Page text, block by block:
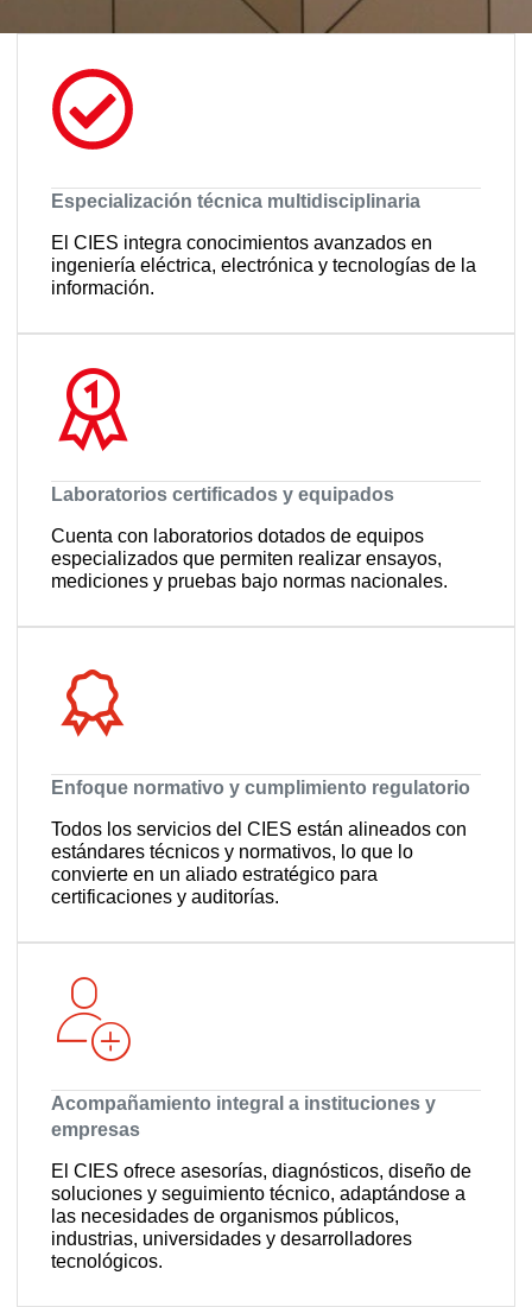
de
actualización.
preventivo.
calidad,
Especialización técnica multidisciplinaria
El CIES integra conocimientos avanzados en
ingeniería eléctrica, electrónica y tecnologías de la
información.
Laboratorios certificados y equipados
Cuenta con laboratorios dotados de equipos
especializados que permiten realizar ensayos,
mediciones y pruebas bajo normas nacionales.
Enfoque normativo y cumplimiento regulatorio
Todos los servicios del CIES están alineados con
estándares técnicos y normativos, lo que lo
convierte en un aliado estratégico para
certificaciones y auditorías.
Acompañamiento integral a instituciones y
empresas
El CIES ofrece asesorías, diagnósticos, diseño de
soluciones y seguimiento técnico, adaptándose a
las necesidades de organismos públicos,
industrias, universidades y desarrolladores
tecnológicos.